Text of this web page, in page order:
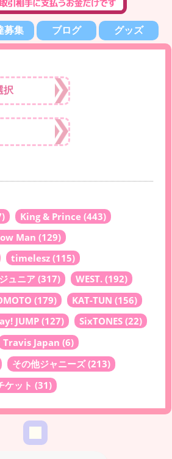
募集 ブログ グッズ
King & Prince (443)
Man (129)
timelesz (115)
ジュニア (317) WEST. (192)
(179) KAT-TUN (156)
JUMP (127) SixTONES (22)
Travis Japan (6)
その他ジャニーズ(213)
ケット (31)